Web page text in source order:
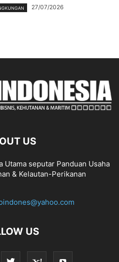
27/07/2026
US
seputar Panduan Usaha
& Kelautan-Perikanan
US